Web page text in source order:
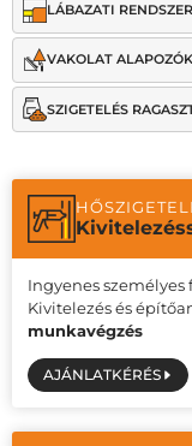
LÁBAZATI
VAKOLAT ALAPOZÓK
SZIGETELÉS
Ingyenes személyes
Kivitelezés és
munkavégzés
AJÁNLATKÉRÉS